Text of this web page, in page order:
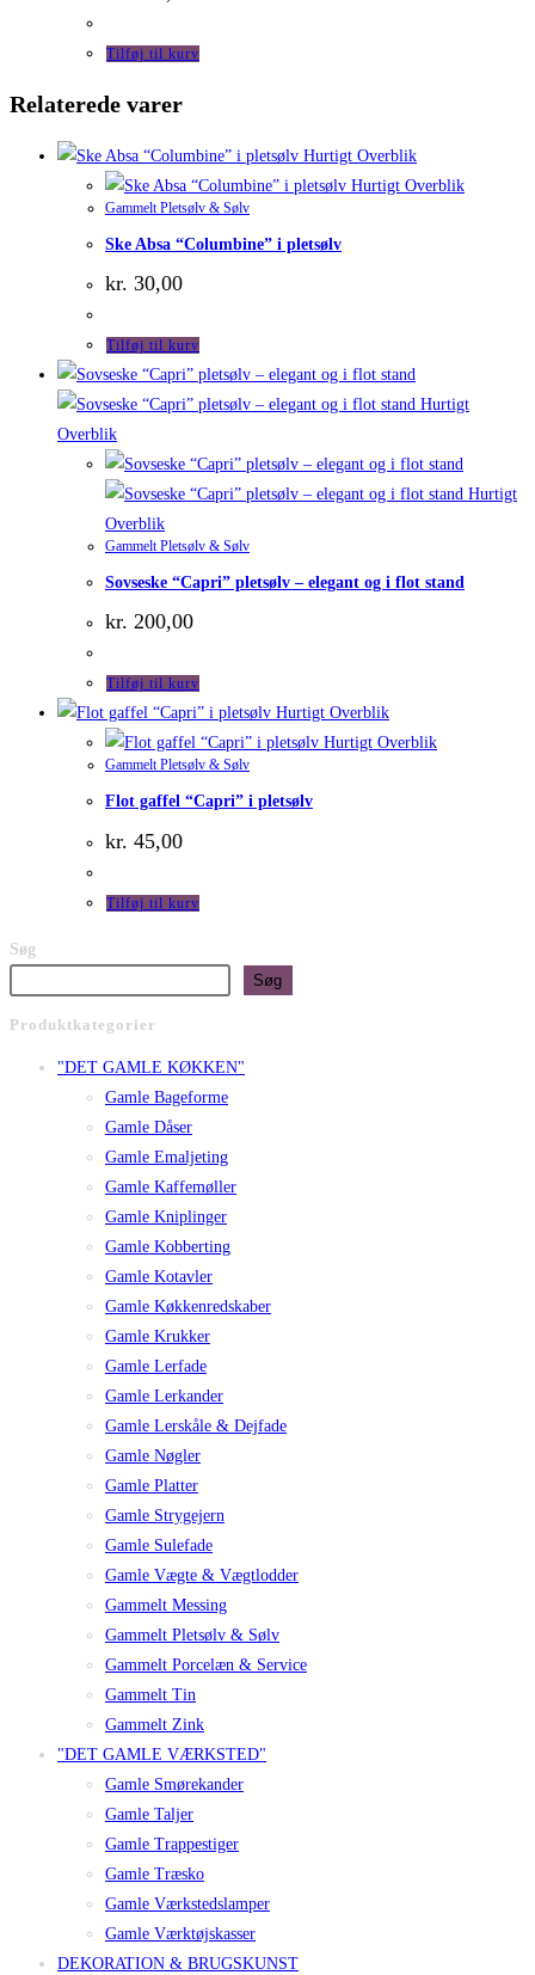
Tilføj til kurv
Relaterede varer
Hurtigt Overblik
Hurtigt Overblik
Gammelt Pletsølv & Sølv
Ske Absa “Columbine” i pletsølv
kr. 30,00
Tilføj til kurv
Hurtigt
Overblik
Hurtigt
Overblik
Gammelt Pletsølv & Sølv
Sovseske “Capri” pletsølv – elegant og i flot stand
kr. 200,00
Tilføj til kurv
Hurtigt Overblik
Hurtigt Overblik
Gammelt Pletsølv & Sølv
Flot gaffel “Capri” i pletsølv
kr. 45,00
Tilføj til kurv
Søg
Søg
Produktkategorier
"DET GAMLE KØKKEN"
Gamle Bageforme
Gamle Dåser
Gamle Emaljeting
Gamle Kaffemøller
Gamle Kniplinger
Gamle Kobberting
Gamle Kotavler
Gamle Køkkenredskaber
Gamle Krukker
Gamle Lerfade
Gamle Lerkander
Gamle Lerskåle & Dejfade
Gamle Nøgler
Gamle Platter
Gamle Strygejern
Gamle Sulefade
Gamle Vægte & Vægtlodder
Gammelt Messing
Gammelt Pletsølv & Sølv
Gammelt Porcelæn & Service
Gammelt Tin
Gammelt Zink
"DET GAMLE VÆRKSTED"
Gamle Smørekander
Gamle Taljer
Gamle Trappestiger
Gamle Træsko
Gamle Værkstedslamper
Gamle Værktøjskasser
DEKORATION & BRUGSKUNST